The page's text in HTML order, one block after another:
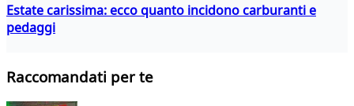
Estate carissima: ecco quanto incidono carburanti e
pedaggi
Raccomandati per te